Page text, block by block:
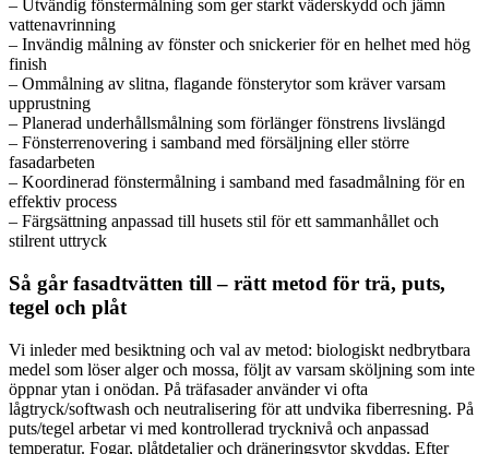
– Utvändig fönstermålning som ger starkt väderskydd och jämn
vattenavrinning
– Invändig målning av fönster och snickerier för en helhet med hög
finish
– Ommålning av slitna, flagande fönsterytor som kräver varsam
upprustning
– Planerad underhållsmålning som förlänger fönstrens livslängd
– Fönsterrenovering i samband med försäljning eller större
fasadarbeten
– Koordinerad fönstermålning i samband med fasadmålning för en
effektiv process
– Färgsättning anpassad till husets stil för ett sammanhållet och
stilrent uttryck
Så går fasadtvätten till – rätt metod för trä, puts,
tegel och plåt
Vi inleder med besiktning och val av metod: biologiskt nedbrytbara
medel som löser alger och mossa, följt av varsam sköljning som inte
öppnar ytan i onödan. På träfasader använder vi ofta
lågtryck/softwash och neutralisering för att undvika fiberresning. På
puts/tegel arbetar vi med kontrollerad trycknivå och anpassad
temperatur. Fogar, plåtdetaljer och dräneringsytor skyddas. Efter